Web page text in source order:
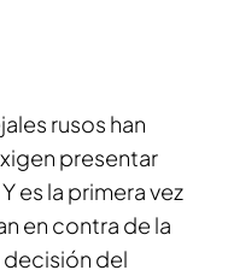
rusos han
presentar
Y es la primera vez
en contra de la
del